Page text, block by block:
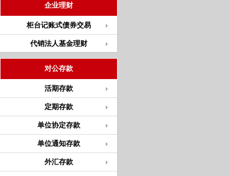
企业理财
柜台记账式债券交易
代销法人基金理财
对公存款
活期存款
定期存款
单位协定存款
单位通知存款
外汇存款